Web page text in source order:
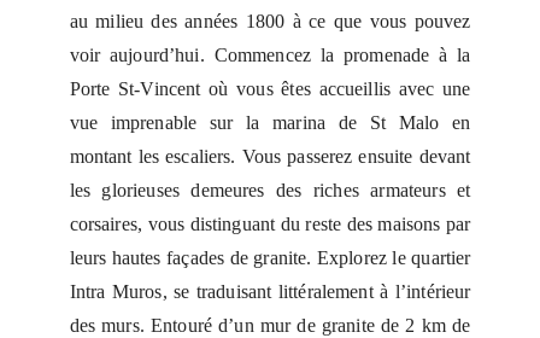
au milieu des années 1800 à ce que vous pouvez
voir aujourd’hui. Commencez la promenade à la
Porte St-Vincent où vous êtes accueillis avec une
vue imprenable sur la marina de St Malo en
montant les escaliers. Vous passerez ensuite devant
les glorieuses demeures des riches armateurs et
corsaires, vous distinguant du reste des maisons par
leurs hautes façades de granite. Explorez le quartier
Intra Muros, se traduisant littéralement à l’intérieur
des murs. Entouré d’un mur de granite de 2 km de